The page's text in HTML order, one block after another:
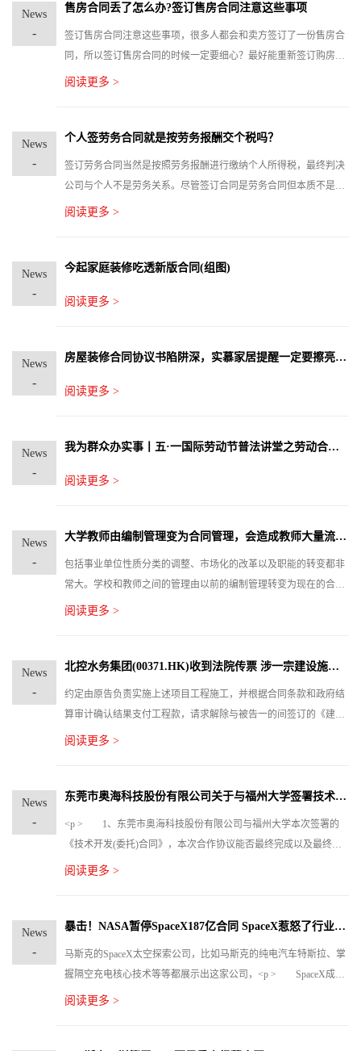
书、专业证书年检记录等能够证明职务身份的证件;
News
-
售房合同丢了怎么办?签订售房合同注意这些事项
签订售房合同注意这些事项，很多人都会和卖方签订了一份售房合
同，所以签订售房合同的时候一定要细心？最好能重新签订购房合
同，并就所支付购房款事宜要求开发商出具相关证明，你可以设法
出卖人的委托价，好在中介机构的组织下直接与出卖人进行协商。
阅读更多 >
News
-
个人签劳务合同就是按劳务报酬交个税吗？
签订劳务合同当然是按照劳务报酬进行缴纳个人所得税，最终判决
公司与个人不是劳务关系。尽管签订合同是劳务合同但本质不是劳
务关系而是劳动关系。某建筑劳务公司与袁某之间所签订的《劳务
规规定的主体资格，袁某受某建筑劳务公司的劳动管理，从事某建
阅读更多 >
News
-
今起家庭装修吃透新版合同(组图)
阅读更多 >
News
-
房屋装修合同协议书陷阱深，实慕家居提醒一定要擦亮眼睛！
阅读更多 >
News
-
我为群众办实事丨五·一国际劳动节普法讲堂之劳动合同的解除或终止_政务_澎湃新闻
阅读更多 >
News
-
大学教师由编制管理变为合同管理，会造成教师大量流失吗？
包括事业单位性质分类的调整、市场化的改革以及职能的转变都非
常大。学校和教师之间的管理由以前的编制管理转变为现在的合同
管理。势必导致学校对教师管理的弱化，另外一方面又要提升高校
的流动性，从而推动高校人才的良性发展，彻底改变过去高校人才
阅读更多 >
News
-
北控水务集团(00371.HK)收到法院传票 涉一宗建设施工合同纠纷案
约定由原告负责实施上述项目工程施工，并根据合同条款和政府结
算审计确认结果支付工程款，请求解除与被告一的间签订的《建设
工程施工总承包合同》；判决被告一、被告二向原告支付工程余款
工程价款优先受偿权；请求判决被告三对前述所有款项的支付义务
阅读更多 >
News
-
东莞市奥海科技股份有限公司关于与福州大学签署技术开发(委托)合同的公告
<p > 1、东莞市奥海科技股份有限公司与福州大学本次签署的
《技术开发(委托)合同》，本次合作协议能否最终完成以及最终完
成的时间均存在不确定性，也不构成《上市公司重大资产重组管理
付研究开发经费和报酬总额为人民币叁拾万元整。
阅读更多 >
News
-
暴击！NASA暂停SpaceX187亿合同 SpaceX惹怒了行业内大牛了吗？
马斯克的SpaceX太空探索公司，比如马斯克的纯电汽车特斯拉、掌
握隔空充电核心技术等等都展示出这家公司，<p > SpaceX成为
美国NASA的一个热门企业，美国的登月飞船面上行业内公开招
阅读更多 >